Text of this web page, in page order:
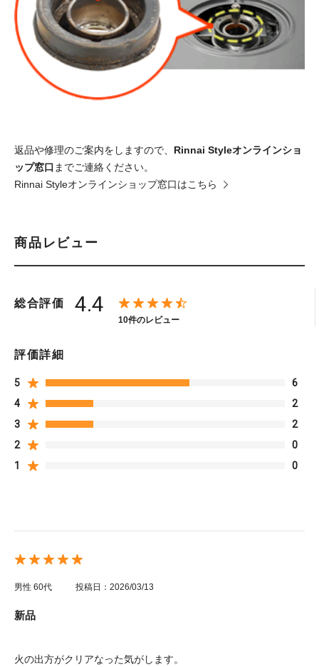
返品や修理のご案内をしますので、 Rinnai Styleオンラインショ
ップ窓口 までご連絡ください。
Rinnai Styleオンラインショップ窓口はこちら
商品レビュー
総合評価 4.4
10件のレビュー
評価詳細
5
6
4
2
3
2
2
0
1
0
男性 60代 投稿日：2026/03/13
新品
火の出方がクリアなった気がします。